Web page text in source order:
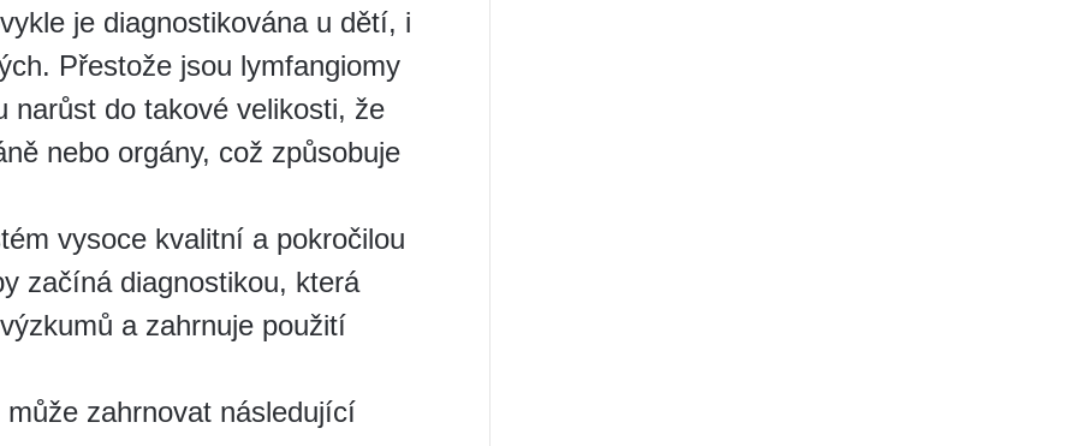
je diagnostikována u dětí, i
Přestože jsou lymfangiomy
narůst do takové velikosti, že
nebo orgány, což způsobuje
vysoce kvalitní a pokročilou
začíná diagnostikou, která
a zahrnuje použití
zahrnovat následující